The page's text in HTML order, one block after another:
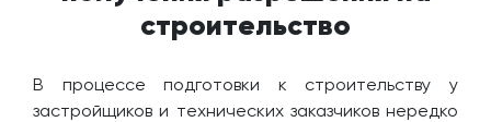
строительство
В процессе подготовки к строительству у
застройщиков и технических заказчиков нередко